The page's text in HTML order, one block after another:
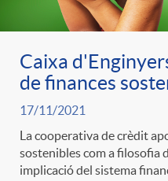
r
e
n
r
i
e
a
F
i
c
o
n
t
Caixa
de finances
17/11/2021
La cooperativa de crèdit
sostenibles com a filosofia
implicació del sistema